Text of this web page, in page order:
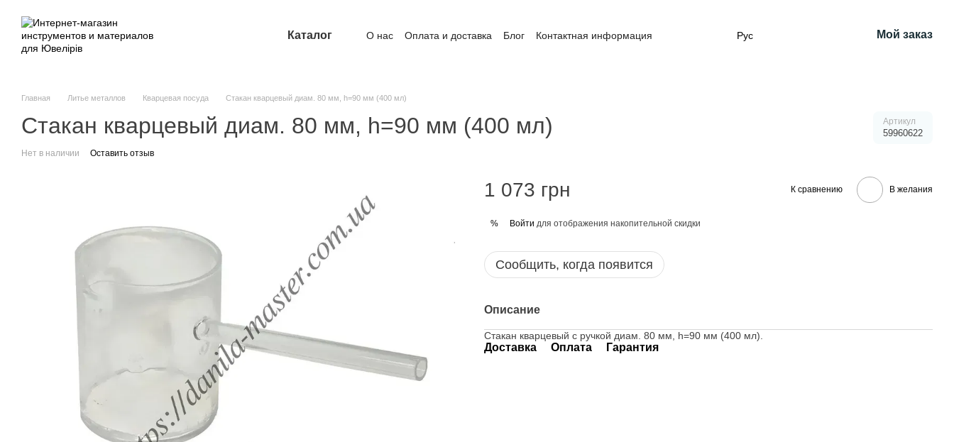
Каталог О нас Оплата и доставка Блог Контактная информация Рус Мой заказ
Главная Литье металлов Кварцевая посуда Стакан кварцевый диам. 80 мм, h=90 мм (400 мл)
Стакан кварцевый диам. 80 мм, h=90 мм (400 мл) Артикул
59960622
Нет в наличии Оставить отзыв
1 073 грн К сравнению В желания
% Войти для отображения накопительной скидки
Сообщить, когда появится
Описание
Стакан кварцевый с ручкой диам. 80 мм, h=90 мм (400 мл).
Доставка Оплата Гарантия